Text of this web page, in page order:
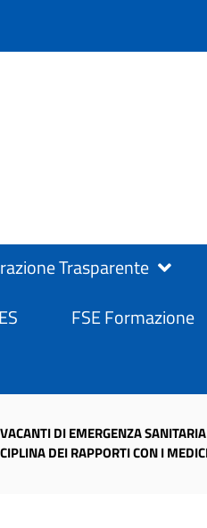
Trasparente
FSE Formazione
DI EMERGENZA
DEI RAPPORTI CON I